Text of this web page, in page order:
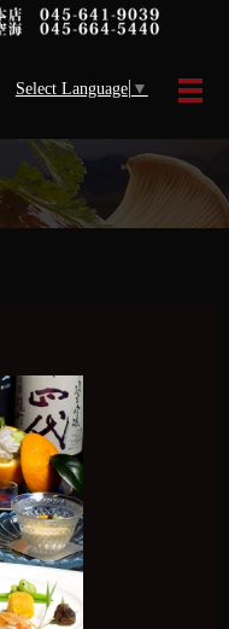
Select Language ▼
メ